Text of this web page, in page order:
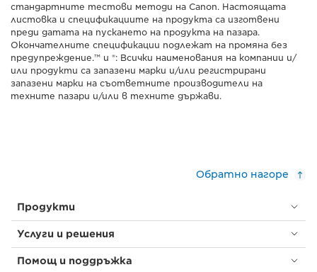
стандартните тестови методи на Canon. Настоящата
листовка и спецификациите на продукта са изготвени
преди датата на пускането на продукта на пазара.
Окончателните спецификации подлежат на промяна без
предупреждение.™ и ®: Всички наименования на компании и/
или продукти са запазени марки и/или регистрирани
запазени марки на съответните производители на
техните пазари и/или в техните държави.
Обратно нагоре
Продукти
Услуги и решения
Помощ и поддръжка